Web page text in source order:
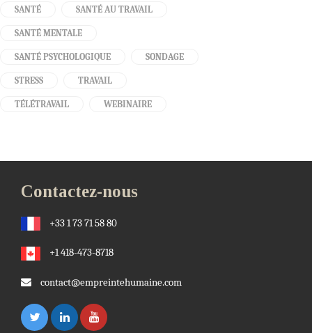
SANTÉ SANTÉ AU TRAVAIL
SANTÉ MENTALE
SANTÉ PSYCHOLOGIQUE SONDAGE
STRESS TRAVAIL
TÉLÉTRAVAIL WEBINAIRE
Contactez-nous
+33 1 73 71 58 80
+1 418-473-8718
contact@empreintehumaine.com